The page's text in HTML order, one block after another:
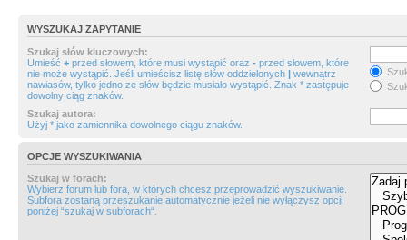
WYSZUKAJ ZAPYTANIE
Szukaj słów kluczowych:
Umieść + przed słowem, które musi wystąpić oraz - przed słowem, które
nie może wystąpić. Jeśli umieścisz listę słów oddzielonych | wewnątrz
nawiasów, tylko jedno ze słów będzie musiało wystąpić. Znak * zastępuje
dowolny ciąg znaków.
Szukaj autora:
Użyj * jako zamiennika dowolnego ciągu znaków.
OPCJE WYSZUKIWANIA
Szukaj w forach:
Wybierz forum lub fora, w których chcesz przeprowadzić wyszukiwanie.
Subfora zostaną przeszukanie automatycznie jeżeli nie wyłączysz opcji
poniżej “szukaj w subforach“.